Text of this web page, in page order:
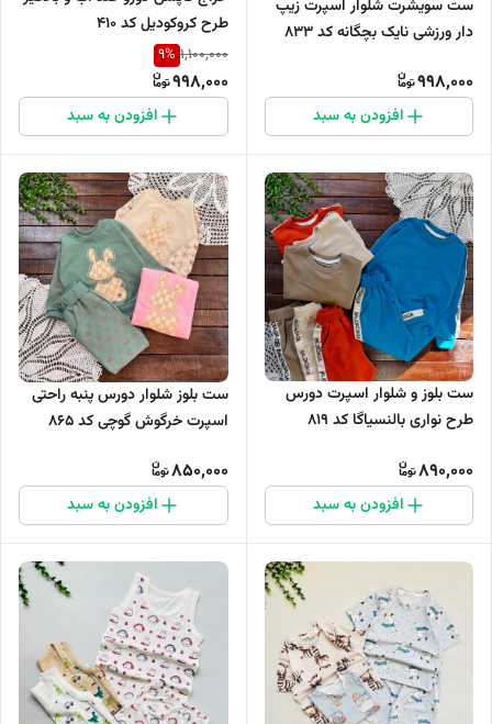
ست سویشرت شلوار اسپرت زیپ
دار ورزشی نایک بچگانه کد 833
998,000
افزودن به سبد
طرح کروکودیل کد 410
1,100,000
9%
998,000
افزودن به سبد
ست بلوز و شلوار اسپرت دورس
طرح نواری بالنسیاگا کد 819
890,000
افزودن به سبد
ست بلوز شلوار دورس پنبه راحتی
اسپرت خرگوش گوچی کد ۸۶۵
850,000
افزودن به سبد